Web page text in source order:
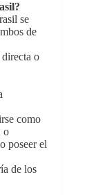
se
de
o
como
o
poseer el
de los